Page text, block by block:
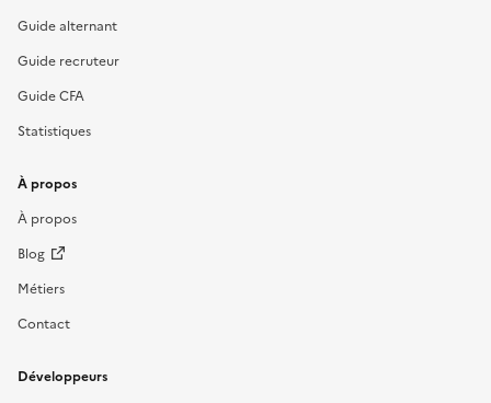
Guide alternant
Guide recruteur
Guide CFA
Statistiques
À propos
À propos
Blog
Métiers
Contact
Développeurs